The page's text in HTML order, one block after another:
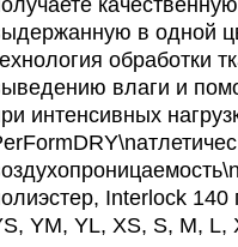
в одной
обработки
влаги и
интенсивных
Interlock
YM, YL, XS, S, M, L,